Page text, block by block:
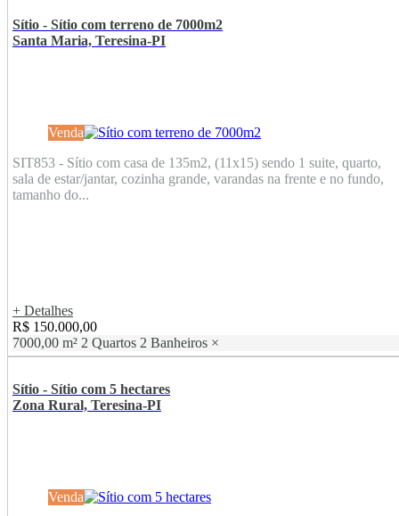
Sítio - Sítio com terreno de 7000m2
Santa Maria, Teresina-PI
Venda
SIT853 - Sítio com casa de 135m2, (11x15) sendo 1 suite, quarto,
sala de estar/jantar, cozinha grande, varandas na frente e no fundo,
tamanho do...
+ Detalhes
R$ 150.000,00
7000,00 m² 2 Quartos 2 Banheiros ×
Sítio - Sítio com 5 hectares
Zona Rural, Teresina-PI
Venda